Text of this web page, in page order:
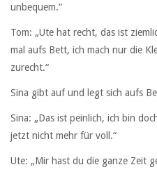
unbequem.“
Tom: „Ute hat recht, das ist
mal aufs Bett, ich mach nur die
zurecht.“
Sina gibt auf und legt sich aufs
Sina: „Das ist peinlich, ich bin
jetzt nicht mehr für voll.“
Ute: „Mir hast du die ganze Zeit